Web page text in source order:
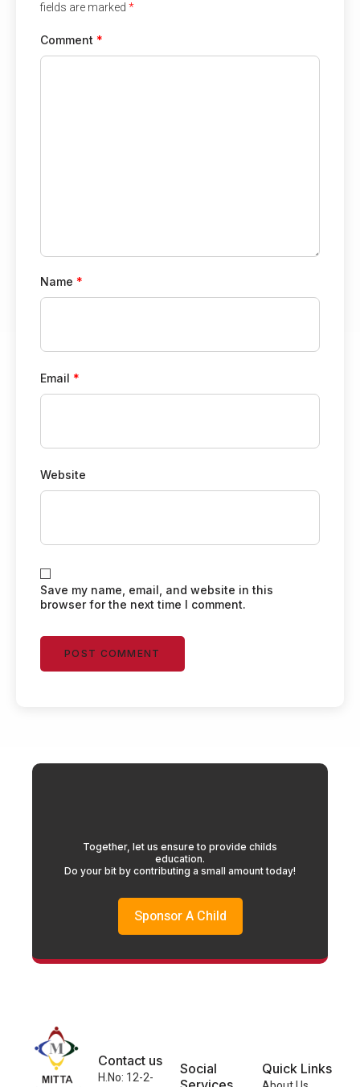
fields are marked *
Comment *
Name *
Email *
Website
Save my name, email, and website in this
browser for the next time I comment.
Together, let us ensure to provide childs
education.
Do your bit by contributing a small amount today!
Sponsor A Child
Contact us
H.No: 12-2-
Social
Quick Links